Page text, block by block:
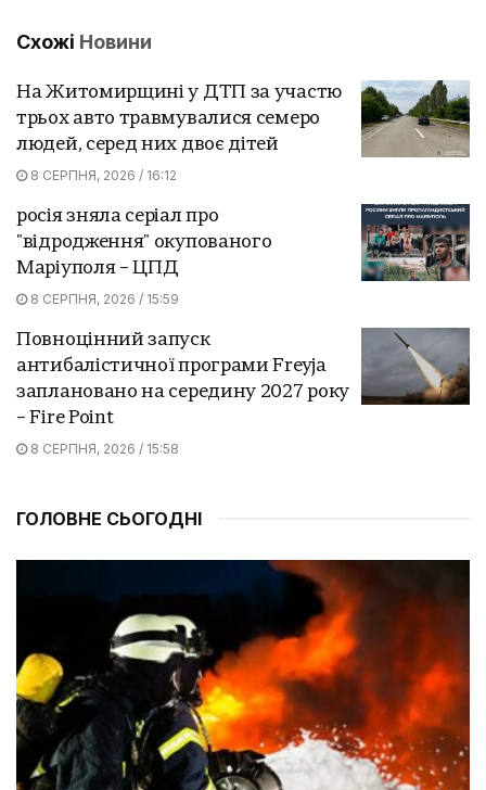
Схожі Новини
На Житомирщині у ДТП за участю
трьох авто травмувалися семеро
людей, серед них двоє дітей
8 СЕРПНЯ, 2026 / 16:12
росія зняла серіал про
"відродження" окупованого
Маріуполя – ЦПД
8 СЕРПНЯ, 2026 / 15:59
Повноцінний запуск
антибалістичної програми Freyja
заплановано на середину 2027 року
– Fire Point
8 СЕРПНЯ, 2026 / 15:58
ГОЛОВНЕ СЬОГОДНІ